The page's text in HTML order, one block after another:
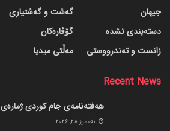
جیهان
دسته‌بندی نشده
زانست و تەندرووستی
گه‌شت و گه‌شتیاری
گۆڤاره‌کان
مەڵتی میدیا
Recent News
هەفتەنامەی جام کوردی ژمارەی 432
ته‌مموز 28, 2026